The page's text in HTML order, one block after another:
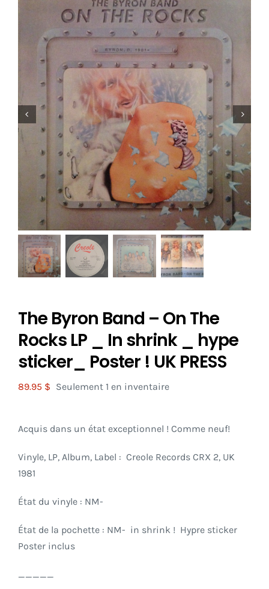
The Byron Band – On The
Rocks LP _ In shrink _ hype
sticker_ Poster ! UK PRESS
89.95 $ Seulement 1 en inventaire
Acquis dans un état exceptionnel ! Comme neuf!
Vinyle, LP, Album, Label : Creole Records CRX 2, UK
1981
État du vinyle : NM-
État de la pochette : NM- in shrink ! Hypre sticker
Poster inclus
_____